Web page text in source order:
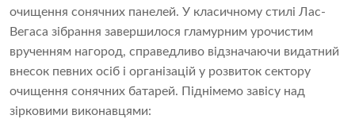
очищення сонячних панелей. У класичному стилі Лас-
Вегаса зібрання завершилося гламурним урочистим
врученням нагород, справедливо відзначаючи видатний
внесок певних осіб і організацій у розвиток сектору
очищення сонячних батарей. Піднімемо завісу над
зірковими виконавцями: